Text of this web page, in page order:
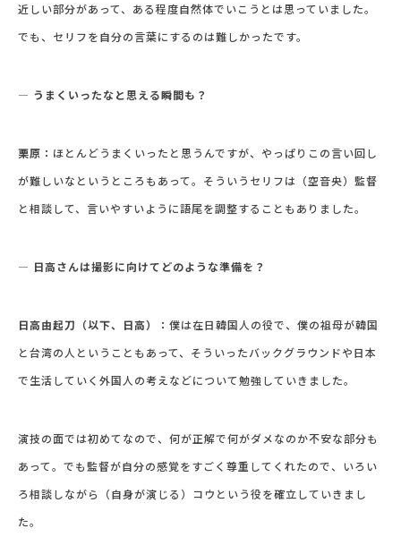
近しい部分があって、ある程度自然体でいこうとは思っていました。
でも、セリフを自分の言葉にするのは難しかったです。
― うまくいったなと思える瞬間も？
栗原： ほとんどうまくいったと思うんですが、やっぱりこの言い回し
が難しいなというところもあって。そういうセリフは（空音央）監督
と相談して、言いやすいように語尾を調整することもありました。
― 日高さんは撮影に向けてどのような準備を？
日高由起刀（以下、日高）： 僕は在日韓国人の役で、僕の祖母が韓国
と台湾の人ということもあって、そういったバックグラウンドや日本
で生活していく外国人の考えなどについて勉強していきました。
演技の面では初めてなので、何が正解で何がダメなのか不安な部分も
あって。でも監督が自分の感覚をすごく尊重してくれたので、いろい
ろ相談しながら（自身が演じる）コウという役を確立していきまし
た。